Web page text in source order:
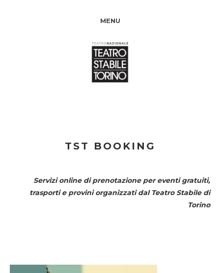
MENU
TST BOOKING
Servizi online di prenotazione per eventi gratuiti,
trasporti e provini organizzati dal Teatro Stabile di
Torino